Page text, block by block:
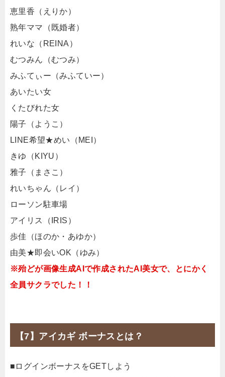
恵里香（えりか）
熟年ママ（既婚者）
れいな（REINA）
むつみん（むつみ）
みふてぃー（みふていー）
あいたい女
くたびれた女
陽子（ようこ）
LINE希望★めい（MEI）
きゆ（KIYU）
雅子（まさこ）
れいちゃん（レイ）
ローソン駐車場
アイリス（IRIS）
歩佳（ほのか・あゆか）
由美★即会いOK（ゆみ）
※殆どが画像生成AIで作成されたAI美女で、とにかく
全員サクラでした！！
【7】アイカギ ボーナスとは？
■ログインボーナスをGETしよう